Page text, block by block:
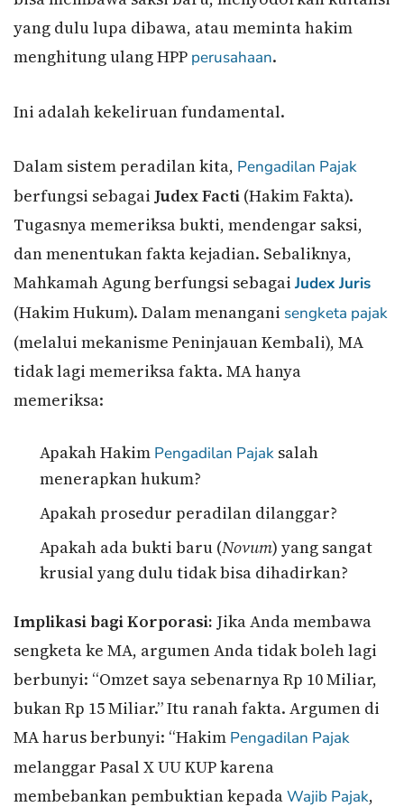
yang dulu lupa dibawa, atau meminta hakim
menghitung ulang HPP perusahaan.
Ini adalah kekeliruan fundamental.
Dalam sistem peradilan kita, Pengadilan Pajak
berfungsi sebagai Judex Facti (Hakim Fakta).
Tugasnya memeriksa bukti, mendengar saksi,
dan menentukan fakta kejadian. Sebaliknya,
Mahkamah Agung berfungsi sebagai Judex Juris
(Hakim Hukum). Dalam menangani sengketa pajak
(melalui mekanisme Peninjauan Kembali), MA
tidak lagi memeriksa fakta. MA hanya
memeriksa:
Apakah Hakim Pengadilan Pajak salah
menerapkan hukum?
Apakah prosedur peradilan dilanggar?
Apakah ada bukti baru (Novum) yang sangat
krusial yang dulu tidak bisa dihadirkan?
Implikasi bagi Korporasi: Jika Anda membawa
sengketa ke MA, argumen Anda tidak boleh lagi
berbunyi: “Omzet saya sebenarnya Rp 10 Miliar,
bukan Rp 15 Miliar.” Itu ranah fakta. Argumen di
MA harus berbunyi: “Hakim Pengadilan Pajak
melanggar Pasal X UU KUP karena
membebankan pembuktian kepadaWajib Pajak,